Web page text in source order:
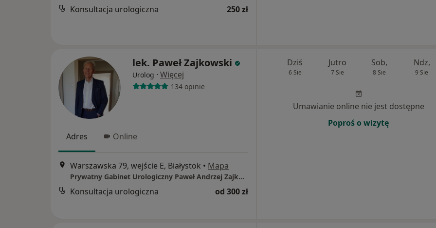
Konsultacja urologiczna 250 zł
lek. Paweł Zajkowski
Urolog · Więcej
134 opinie
Adres Online
Warszawska 79, wejście E, Białystok • Mapa
Prywatny Gabinet Urologiczny Paweł Andrzej Zajkowski
Konsultacja urologiczna od 300 zł
Dziś
6 Sie
Jutro
7 Sie
Sob,
8 Sie
Ndz,
9 Sie
Umawianie online nie jest dostępne
Poproś o wizytę